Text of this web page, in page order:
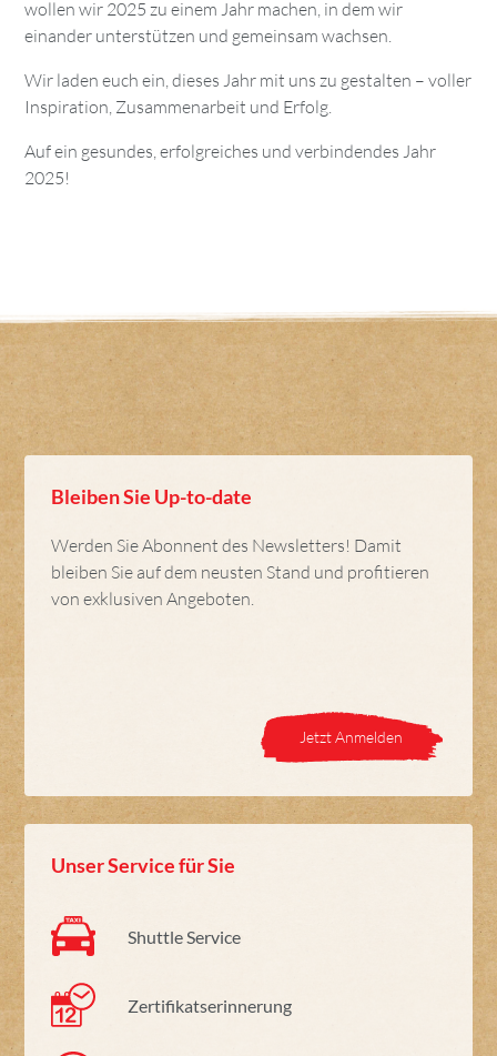
wollen wir 2025 zu einem Jahr machen, in dem wir
einander unterstützen und gemeinsam wachsen.
Wir laden euch ein, dieses Jahr mit uns zu gestalten – voller
Inspiration, Zusammenarbeit und Erfolg.
Auf ein gesundes, erfolgreiches und verbindendes Jahr
2025!
Bleiben Sie Up-to-date
Werden Sie Abonnent des Newsletters! Damit
bleiben Sie auf dem neusten Stand und profitieren
von exklusiven Angeboten.
Jetzt Anmelden
Unser Service für Sie
Shuttle Service
Zertifikatserinnerung